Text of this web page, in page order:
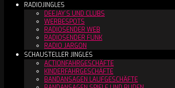
RADIOJINGLES
DEEJAY´S UND CLUBS
WERBESPOTS
RADIOSENDER WEB
RADIOSENDER FUNK
RADIO JARGON
SCHAUSTELLER JINGLES
ACTIONFAHRGESCHÄFTE
KINDERFAHRGESCHÄFTE
BANDANSAGEN LAUFGESCHÄFTE